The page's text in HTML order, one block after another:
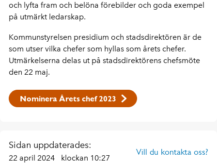
och lyfta fram och belöna förebilder och goda exempel
på utmärkt ledarskap.
Kommunstyrelsen presidium och stadsdirektören är de
som utser vilka chefer som hyllas som årets chefer.
Utmärkelserna delas ut på stadsdirektörens chefsmöte
den 22 maj.
Nominera Årets chef 2023
Sidan uppdaterades:
22 april 2024 klockan 10:27
Vill du kontakta oss?